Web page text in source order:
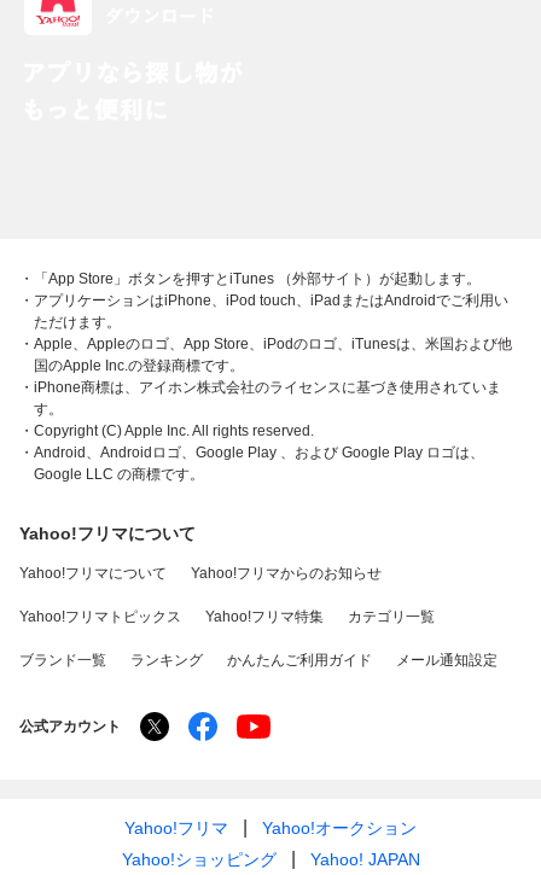
・「App Store」ボタンを押すとiTunes （外部サイト）が起動します。
・アプリケーションはiPhone、iPod touch、iPadまたはAndroidでご利用い
ただけます。
・Apple、Appleのロゴ、App Store、iPodのロゴ、iTunesは、米国および他
国のApple Inc.の登録商標です。
・iPhone商標は、アイホン株式会社のライセンスに基づき使用されていま
す。
・Copyright (C) Apple Inc. All rights reserved.
・Android、Androidロゴ、Google Play 、および Google Play ロゴは、
Google LLC の商標です。
Yahoo!フリマについて
Yahoo!フリマについて Yahoo!フリマからのお知らせ
Yahoo!フリマトピックス Yahoo!フリマ特集 カテゴリ一覧
ブランド一覧 ランキング かんたんご利用ガイド メール通知設定
公式アカウント
Yahoo!フリマ
Yahoo!オークション
Yahoo!ショッピング
Yahoo! JAPAN